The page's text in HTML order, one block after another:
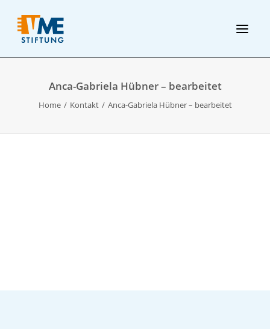
Anca-Gabriela Hübner – bearbeitet
Home Kontakt Anca-Gabriela Hübner – bearbeitet